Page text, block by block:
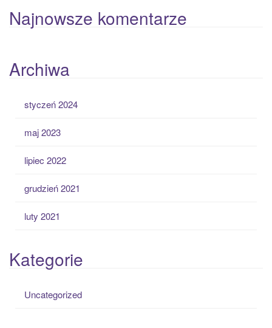
Najnowsze komentarze
Archiwa
styczeń 2024
maj 2023
lipiec 2022
grudzień 2021
luty 2021
Kategorie
Uncategorized